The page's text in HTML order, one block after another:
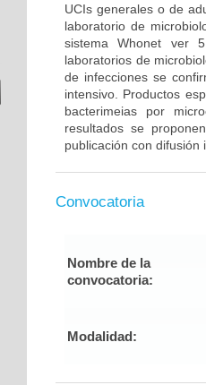
UCIs generales o de
laboratorio de
sistema Whonet ver
laboratorios de
de infecciones se
intensivo. Productos
bacterimeias por
resultados se
publicación con
Convocatoria
Nombre de la
convocatoria:
Modalidad: